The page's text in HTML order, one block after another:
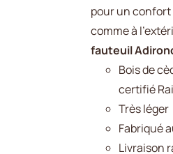
pour un
comme à
fauteuil
Bois de
certifié
Très léger
Fabriqué
Livraison